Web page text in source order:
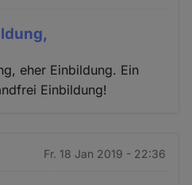
eher Einbildung. Ein
Einbildung!
Fr. 18 Jan 2019 - 22:36